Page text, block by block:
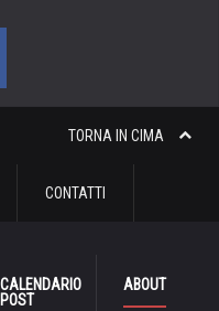
TORNA IN CIMA
CONTATTI
CALENDARIO
POST
ABOUT